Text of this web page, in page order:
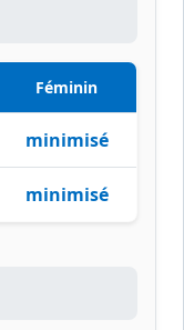
Féminin
minimisé
minimisé